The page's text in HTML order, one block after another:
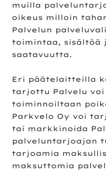
muilla
oikeus milloin
Palvelun
toimintaa, sisältöä
saatavuutta.
Eri päätelaitteilla
tarjottu Palvelu
toiminnoiltaan
Parkvelo Oy voi
tai markkinoida
palveluntarjoajan
tarjoamia
maksuttomia